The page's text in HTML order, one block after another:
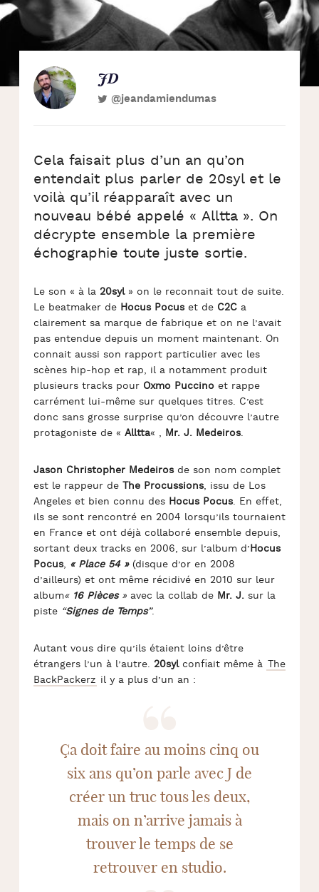
JD
@jeandamiendumas
Cela faisait plus d’un an qu’on
entendait plus parler de 20syl et le
voilà qu’il réapparaît avec un
nouveau bébé appelé « Alltta ». On
décrypte ensemble la première
échographie toute juste sortie.
Le son « à la 20syl» on le reconnait tout de suite.
Le beatmaker de Hocus Pocuset de C2Ca
clairement sa marque de fabrique et on ne l’avait
pas entendue depuis un moment maintenant. On
connait aussi son rapport particulier avec les
scènes hip-hop et rap, il a notamment produit
plusieurs tracks pour Oxmo Puccinoet rappe
carrément lui-même sur quelques titres. C’est
donc sans grosse surprise qu’on découvre l’autre
protagoniste de « Alltta« , Mr. J. Medeiros.
Jason Christopher Medeirosde son nom complet
est le rappeur de The Procussions, issu de Los
Angeles et bien connu des Hocus Pocus. En effet,
ils se sont rencontré en 2004 lorsqu’ils tournaient
en France et ont déjà collaboré ensemble depuis,
sortant deux tracks en 2006, sur l’album d’Hocus
Pocus, « Place 54 »(disque d’or en 2008
d’ailleurs) et ont même récidivé en 2010 sur leur
album« 16 Pièces» avec la collab de Mr. J.sur la
piste “Signes de Temps”.
Autant vous dire qu’ils étaient loins d’être
étrangers l’un à l’autre. 20sylconfiait même à The
BackPackerz il y a plus d’un an :
Ça doit faire au moins cinq ou
six ans qu’on parle avec J de
créer un truc tous les deux,
mais on n’arrive jamais à
trouver le temps de se
retrouver en studio.